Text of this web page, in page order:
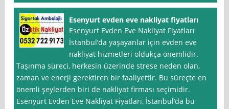
Esenyurt evden eve nakliyat fiyatları
Esenyurt Evden Eve Nakliyat Fiyatları
İstanbul’da yaşayanlar için evden eve
nakliyat hizmetleri oldukça önemlidir.
Taşınma süreci, herkesin üzerinde strese neden olan,
zaman ve enerji gerektiren bir faaliyettir. Bu süreçte en
önemli şeylerden biri de nakliyat firması seçimidir.
Esenyurt Evden Eve Nakliyat Fiyatları, İstanbul’da bu